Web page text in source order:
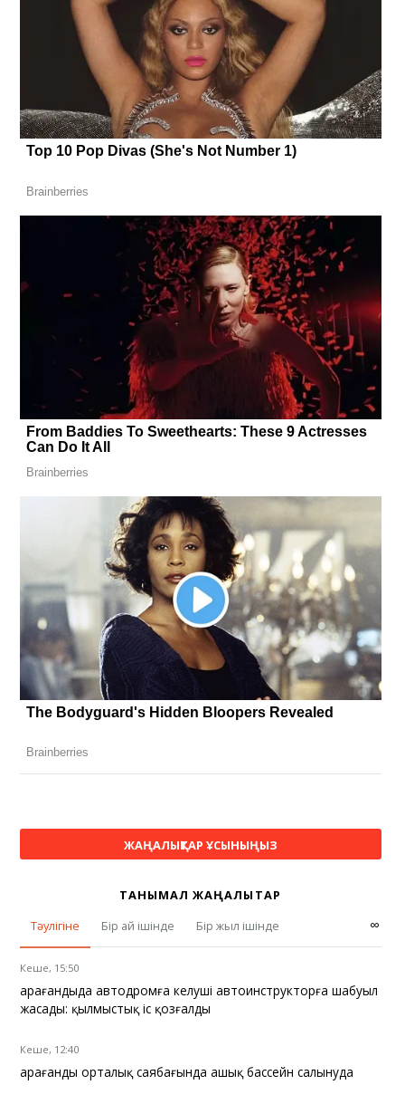
ЖАҢАЛЫҚТАР ҰСЫНЫҢЫЗ
ТАНЫМАЛ ЖАҢАЛЫҚТАР
Тәулігіне
Бір ай ішінде Бір жыл ішінде ∞
Кеше, 15:50
Қарағандыда автодромға келуші автоинструкторға шабуыл
жасады: қылмыстық іс қозғалды
Кеше, 12:40
Қарағанды орталық саябағында ашық бассейн салынуда